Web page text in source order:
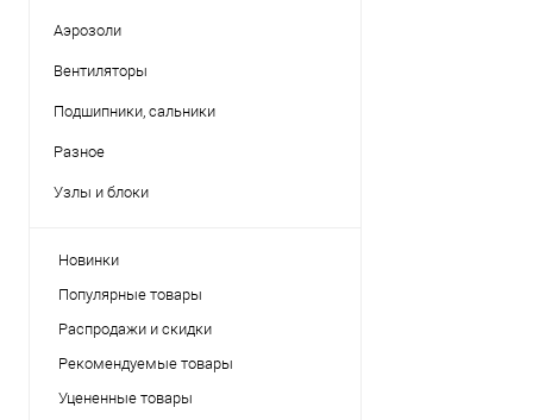
Аэрозоли
Вентиляторы
Подшипники, сальники
Разное
Узлы и блоки
Новинки
Популярные товары
Распродажи и скидки
Рекомендуемые товары
Уцененные товары